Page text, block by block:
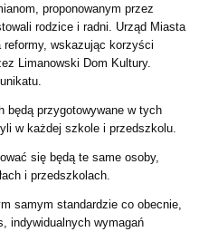
proponowanym przez
rodzice i radni. Urząd Miasta
reformy, wskazując korzyści
Limanowski Dom Kultury.
będą przygotowywane w tych
w każdej szkole i przedszkolu.
się będą te same osoby,
i przedszkolach.
samym standardzie co obecnie,
indywidualnych wymagań